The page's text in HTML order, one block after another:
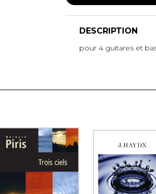
DESCRIPTION
pour 4 guitares et